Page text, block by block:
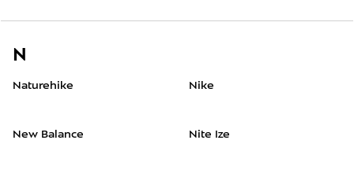
N
Naturehike
New Balance
Nike
Nite Ize